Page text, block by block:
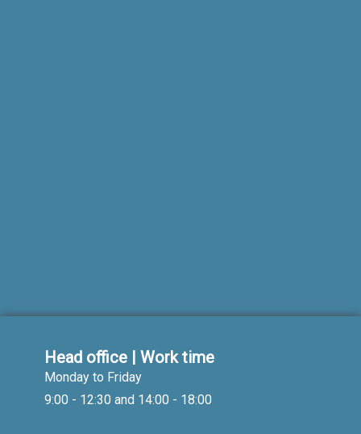
Head office | Work time
Monday to Friday
9:00 - 12:30 and 14:00 - 18:00